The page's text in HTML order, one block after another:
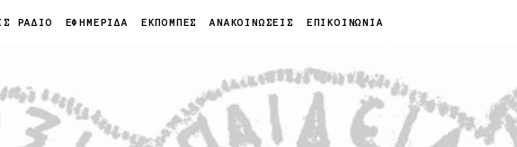
ΡΑΔΙΟ ΕΦΗΜΕΡΙΔΑ ΕΚΠΟΜΠΕΣ ΑΝΑΚΟΙΝΩΣΕΙΣ ΕΠΙΚΟΙΝΩΝΙΑ